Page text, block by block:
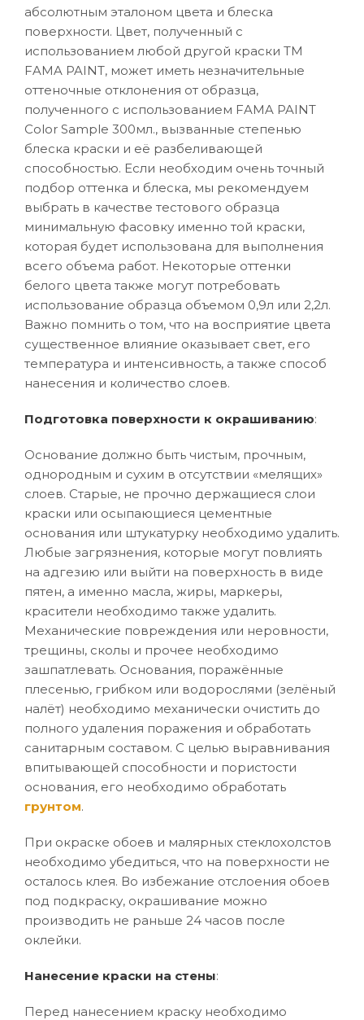
абсолютным эталоном цвета и блеска
поверхности. Цвет, полученный с
использованием любой другой краски ТМ
FAMA PAINT, может иметь незначительные
оттеночные отклонения от образца,
полученного с использованием FAMA PAINT
Color Sample 300мл., вызванные степенью
блеска краски и её разбеливающей
способностью. Если необходим очень точный
подбор оттенка и блеска, мы рекомендуем
выбрать в качестве тестового образца
минимальную фасовку именно той краски,
которая будет использована для выполнения
всего объема работ. Некоторые оттенки
белого цвета также могут потребовать
использование образца объемом 0,9л или 2,2л.
Важно помнить о том, что на восприятие цвета
существенное влияние оказывает свет, его
температура и интенсивность, а также способ
нанесения и количество слоев.
Подготовка поверхности к окрашиванию:
Основание должно быть чистым, прочным,
однородным и сухим в отсутствии «мелящих»
слоев. Старые, не прочно держащиеся слои
краски или осыпающиеся цементные
основания или штукатурку необходимо удалить.
Любые загрязнения, которые могут повлиять
на адгезию или выйти на поверхность в виде
пятен, а именно масла, жиры, маркеры,
красители необходимо также удалить.
Механические повреждения или неровности,
трещины, сколы и прочее необходимо
зашпатлевать. Основания, поражённые
плесенью, грибком или водорослями (зелёный
налёт) необходимо механически очистить до
полного удаления поражения и обработать
санитарным составом. С целью выравнивания
впитывающей способности и пористости
основания, его необходимо обработать
грунтом.
При окраске обоев и малярных стеклохолстов
необходимо убедиться, что на поверхности не
осталось клея. Во избежание отслоения обоев
под подкраску, окрашивание можно
производить не раньше 24 часов после
оклейки.
Нанесение краски на стены:
Перед нанесением краску необходимо